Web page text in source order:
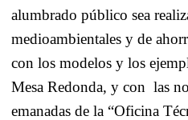
alumbrado público sea
medioambientales y de
con los modelos y los
Mesa Redonda, y con las
emanadas de la “Oficina